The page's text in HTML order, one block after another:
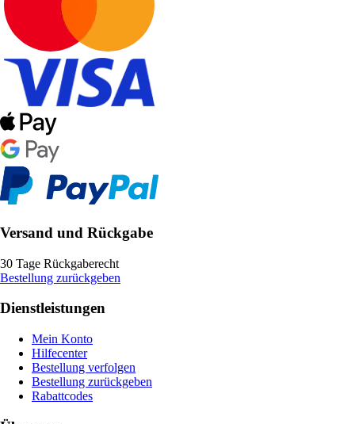
Versand und Rückgabe
30 Tage Rückgaberecht
Bestellung zurückgeben
Dienstleistungen
Mein Konto
Hilfecenter
Bestellung verfolgen
Bestellung zurückgeben
Rabattcodes